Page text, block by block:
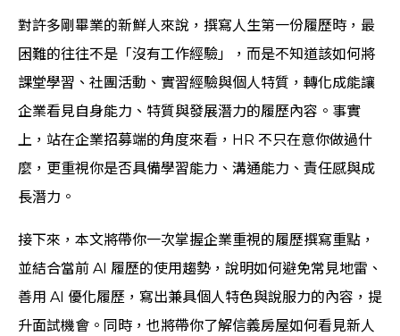
對許多剛畢業的新鮮人來說，撰寫人生第一份履歷時，最
困難的往往不是「沒有工作經驗」，而是不知道該如何將
課堂學習、社團活動、實習經驗與個人特質，轉化成能讓
企業看見自身能力、特質與發展潛力的履歷內容。事實
上，站在企業招募端的角度來看，HR 不只在意你做過什
麼，更重視你是否具備學習能力、溝通能力、責任感與成
長潛力。
接下來，本文將帶你一次掌握企業重視的履歷撰寫重點，
並結合當前 AI 履歷的使用趨勢，說明如何避免常見地雷、
善用 AI 優化履歷，寫出兼具個人特色與說服力的內容，提
升面試機會。同時，也將帶你了解信義房屋如何看見新人